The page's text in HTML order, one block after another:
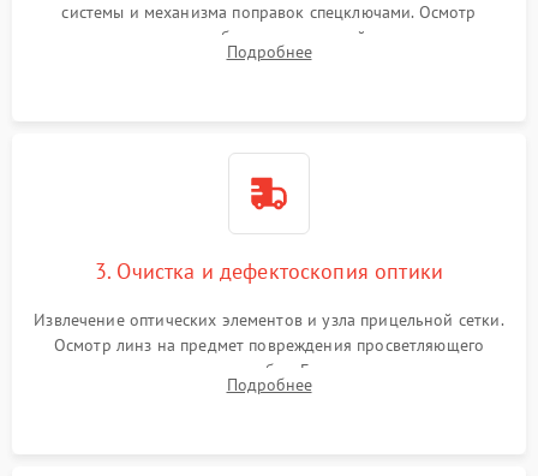
системы и механизма поправок спецключами. Осмотр
внутренних резьбовых соединений, пружин и
уплотнительных колец. Поиск причин люфта, смещения
Подробнее
3. Очистка и дефектоскопия оптики
Извлечение оптических элементов и узла прицельной сетки.
Осмотр линз на предмет повреждения просветляющего
покрытия или появления грибка. Бережная очистка стекол
спецрастворами. Проверка целостности гравированной
Подробнее